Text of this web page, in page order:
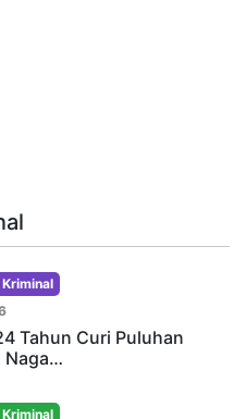
Tahun Curi Puluhan
Naga…